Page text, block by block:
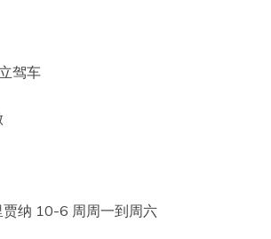
驾车
纳 10-6 周周一到周六